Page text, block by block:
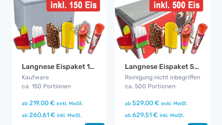
Langnese Eispaket 150
Kaufware
ca. 150 Portionen
ab 219,00 € exkl. MwSt.
ab 260,61 € inkl. MwSt.
Langnese Eispaket 500
Reinigung nicht inbegriffen
ca. 500 Portionen
ab 529,00 € exkl. MwSt.
ab 629,51 € inkl. MwSt.